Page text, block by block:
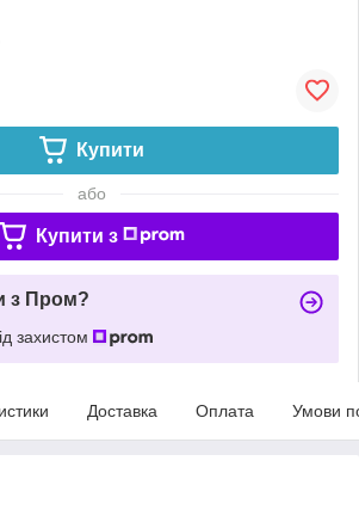
Купити
або
Купити з
з Пром?
захистом
Доставка Оплата Умови